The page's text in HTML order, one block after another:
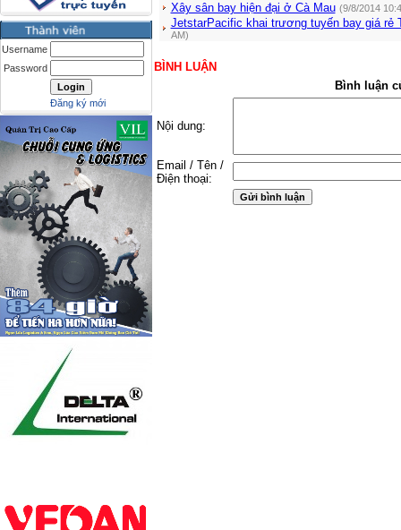
Username
Password
Đăng ký mới
Xây sân bay hiện đại ở Cà Mau (9/8/2014
JetstarPacific khai trương tuyến bay giá rẻ
AM)
BÌNH LUẬN
Bình luận
Nội dung:
Email / Tên /
Điện thoại: